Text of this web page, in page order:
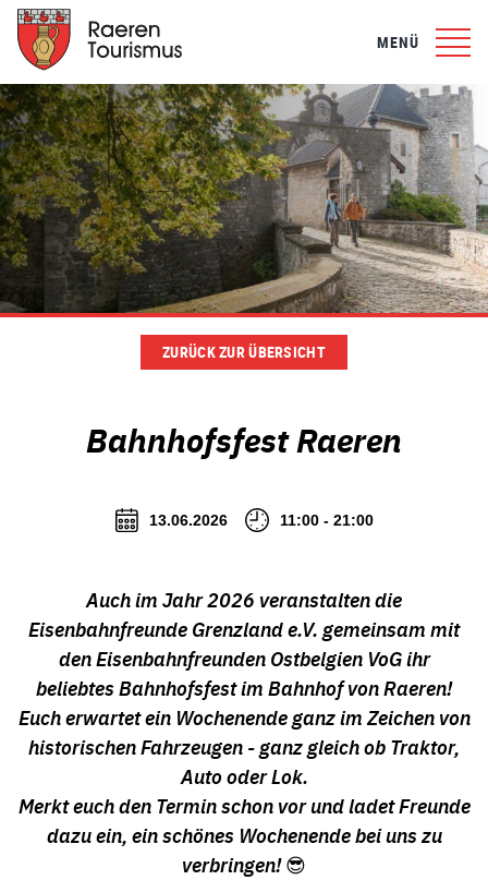
MENÜ
ZURÜCK ZUR ÜBERSICHT
Bahnhofsfest Raeren
13.06.2026 11:00 - 21:00
Auch im Jahr 2026 veranstalten die
Eisenbahnfreunde Grenzland e.V. gemeinsam mit
den Eisenbahnfreunden Ostbelgien VoG ihr
beliebtes Bahnhofsfest im Bahnhof von Raeren!
Euch erwartet ein Wochenende ganz im Zeichen von
historischen Fahrzeugen - ganz gleich ob Traktor,
Auto oder Lok.
Merkt euch den Termin schon vor und ladet Freunde
dazu ein, ein schönes Wochenende bei uns zu
verbringen! 😎